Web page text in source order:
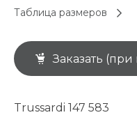
Таблица размеров
Заказать
Trussardi 147 583